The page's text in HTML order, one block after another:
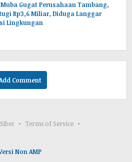
Gugat Perusahaan Tambang,
Rp3,6 Miliar, Diduga Langgar
Lingkungan
Comment
Terms of Service
Non AMP